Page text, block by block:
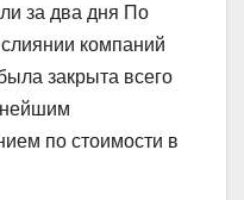
за два дня По
компаний
закрыта всего
по стоимости в